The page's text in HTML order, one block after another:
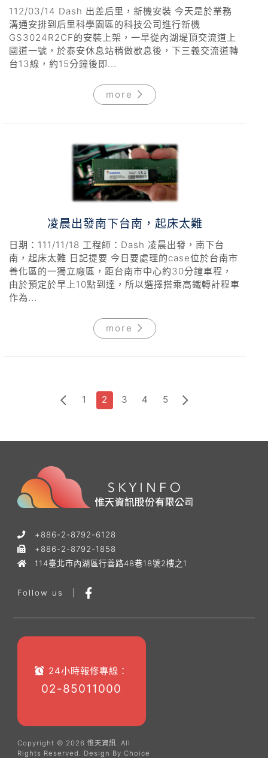
112/03/14 Dash 出差后里，新機安裝 今天是於業務
溝通安排到后里科學園區的科技公司進行新機
GS3024R2CF的安裝上架，一早從內湖堤頂交流道上
國道一號，於泰安休息站稍做歇息後，下三義交流道轉
台13線，約15分鐘後即...
more
凌晨出發南下台南，起床太難
日期：111/11/18 工程師：Dash 凌晨出發，南下台
南，起床太難 日記提要 今日要處理的case位於台南市
善化區的一獨立廠區，距台南市中心約30分鐘車程，
由於預定於早上10點到達，所以選擇搭乘高鐵轉計程車
作為...
more
1 2 3 4 5
+886-2-8792-6128
+886-2-8792-1858
114臺北市內湖區行善路48巷18號2樓之1
Follow us
24小時報修專線：
02-85011000
Copyright © 2026 惟天資訊. All
Rights Reserved. Design By Choice